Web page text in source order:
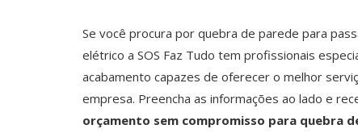
Se você procura por quebra de parede para
elétrico a SOS Faz Tudo tem profissionais
acabamento capazes de oferecer o melhor
empresa. Preencha as informações ao lado e
orçamento sem compromisso para quebra